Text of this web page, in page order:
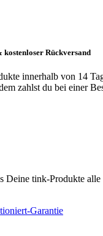
kostenloser Rückversand
innerhalb von 14
zahlst du bei einer
Deine tink-Produkte
Garantie